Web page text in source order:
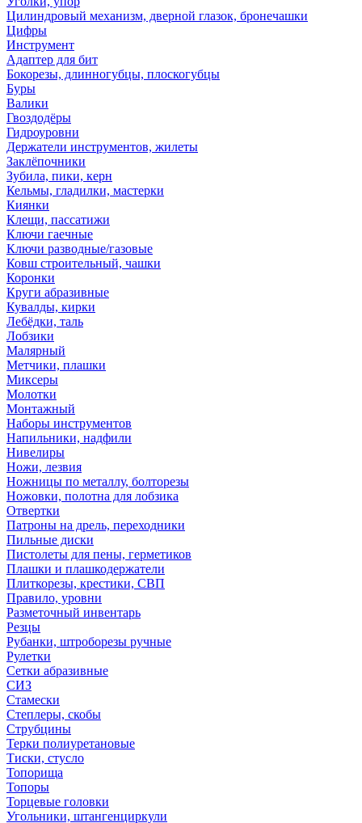
Цилиндровый механизм, дверной глазок, бронечашки
Цифры
Инструмент
Адаптер для бит
Бокорезы, длинногубцы, плоскогубцы
Буры
Валики
Гвоздодёры
Гидроуровни
Держатели инструментов, жилеты
Заклёпочники
Зубила, пики, керн
Кельмы, гладилки, мастерки
Киянки
Клещи, пассатижи
Ключи гаечные
Ключи разводные/газовые
Ковш строительный, чашки
Коронки
Круги абразивные
Кувалды, кирки
Лебёдки, таль
Лобзики
Малярный
Метчики, плашки
Миксеры
Молотки
Монтажный
Наборы инструментов
Напильники, надфили
Нивелиры
Ножи, лезвия
Ножницы по металлу, болторезы
Ножовки, полотна для лобзика
Отвертки
Патроны на дрель, переходники
Пильные диски
Пистолеты для пены, герметиков
Плашки и плашкодержатели
Плиткорезы, крестики, СВП
Правило, уровни
Разметочный инвентарь
Резцы
Рубанки, штроборезы ручные
Рулетки
Сетки абразивные
СИЗ
Стамески
Степлеры, скобы
Струбцины
Терки полиуретановые
Тиски, стусло
Топорища
Топоры
Торцевые головки
Угольники, штангенциркули